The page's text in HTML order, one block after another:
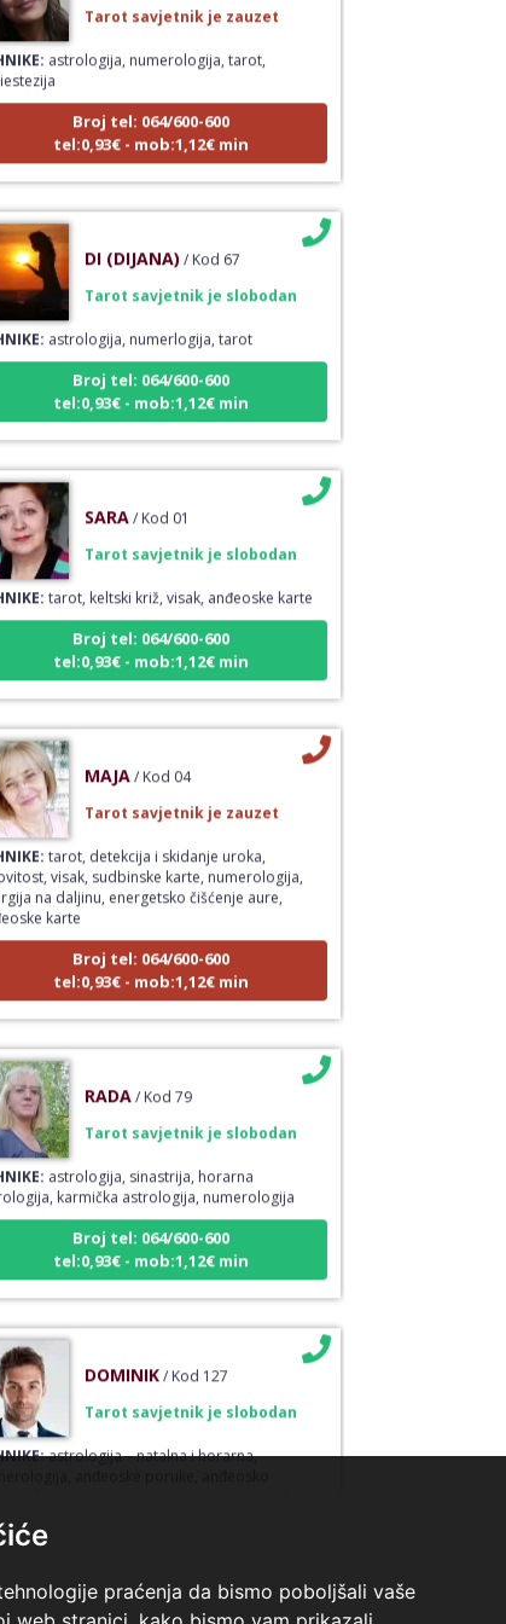
praćenja da bismo poboljšali vaše
astrologija, numerologija, tarot,
Broj tel: 064/600-600
tel:0,93€ - mob:1,12€ min
astrologija, numerlogija, tarot
Broj tel: 064/600-600
tel:0,93€ - mob:1,12€ min
tarot, keltski križ, visak, anđeoske karte
Broj tel: 064/600-600
tel:0,93€ - mob:1,12€ min
tarot, detekcija i skidanje uroka,
visak, sudbinske karte, numerologija,
na daljinu, energetsko čišćenje aure,
karte
Broj tel: 064/600-600
tel:0,93€ - mob:1,12€ min
astrologija, sinastrija, horarna
karmička astrologija, numerologija
Broj tel: 064/600-600
tel:0,93€ - mob:1,12€ min
astrologija – natalna i horarna,
anđeoske poruke, anđeosko